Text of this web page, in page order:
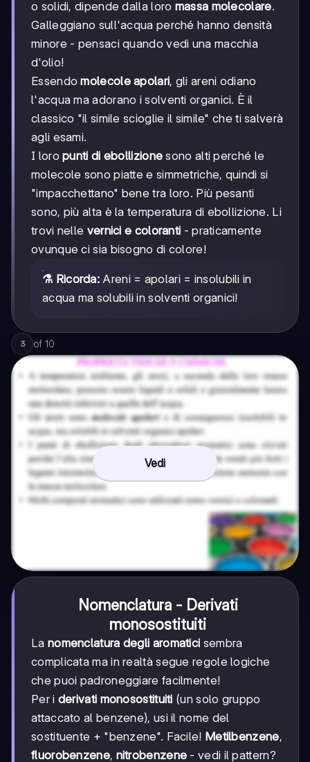
o solidi, dipende dalla loro massa molecolare.
Galleggiano sull'acqua perché hanno densità
minore - pensaci quando vedi una macchia
d'olio!
Essendomolecole apolari, gli areni odiano
l'acqua ma adorano i solventi organici. È il
classico "il simile scioglie il simile" che ti salverà
agli esami.
I loropunti di ebollizione sono alti perché le
molecole sono piatte e simmetriche, quindi si
"impacchettano" bene tra loro. Più pesanti
sono, più alta è la temperatura di ebollizione. Li
trovi nelle vernici e coloranti - praticamente
ovunque ci sia bisogno di colore!
⚗️ Ricorda: Areni = apolari = insolubili in
acqua ma solubili in solventi organici!
3 of 10
Vedi
Nomenclatura - Derivati
monosostituiti
La nomenclatura degli aromatici sembra
complicata ma in realtà segue regole logiche
che puoi padroneggiare facilmente!
Per i derivati monosostituiti (un solo gruppo
attaccato al benzene), usi il nome del
sostituente + "benzene". Facile! Metilbenzene,
fluorobenzene, nitrobenzene - vedi il pattern?